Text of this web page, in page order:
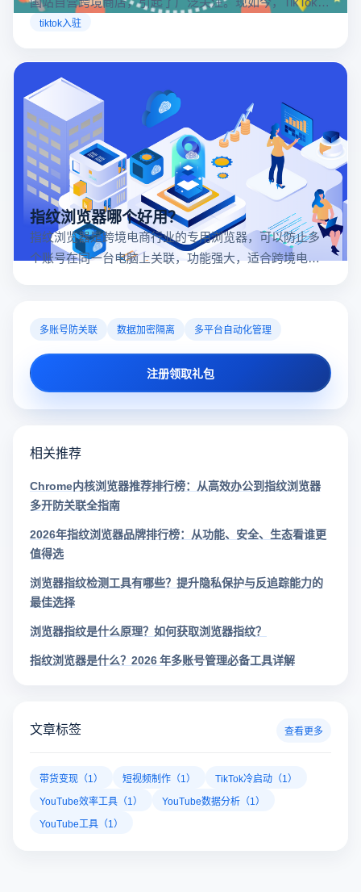
店已覆盖美国、英国及东南亚地区，因此了解官方网站
tiktok入驻
指纹浏览器哪个好用？
指纹浏览器是跨境电商行业的专用浏览器，可以防止多
个账号在同一台电脑上关联，功能强大，适合跨境电商
多账号防关联 数据加密隔离 多平台自动化管理
注册领取礼包
相关推荐
Chrome内核浏览器推荐排行榜：从高效办公到指纹浏览器
多开防关联全指南
2026年指纹浏览器品牌排行榜：从功能、安全、生态看谁更
值得选
浏览器指纹检测工具有哪些？提升隐私保护与反追踪能力的
最佳选择
浏览器指纹是什么原理？如何获取浏览器指纹？
指纹浏览器是什么？2026 年多账号管理必备工具详解
文章标签 查看更多
带货变现（1） 短视频制作（1）
TikTok冷启动（1）
YouTube效率工具（1）
YouTube数据分析（1）
YouTube工具（1）